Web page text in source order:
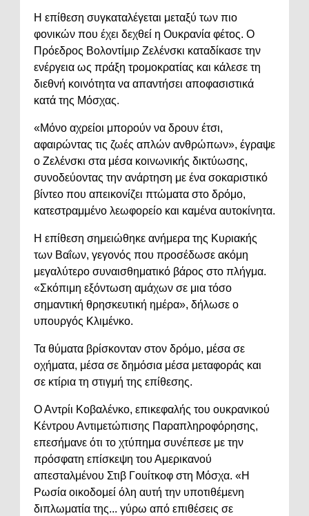
Η επίθεση συγκαταλέγεται μεταξύ των πιο
φονικών που έχει δεχθεί η Ουκρανία φέτος. Ο
Πρόεδρος Βολοντίμιρ Ζελένσκι καταδίκασε την
ενέργεια ως πράξη τρομοκρατίας και κάλεσε τη
διεθνή κοινότητα να απαντήσει αποφασιστικά
κατά της Μόσχας.
«Μόνο αχρείοι μπορούν να δρουν έτσι,
αφαιρώντας τις ζωές απλών ανθρώπων», έγραψε
ο Ζελένσκι στα μέσα κοινωνικής δικτύωσης,
συνοδεύοντας την ανάρτηση με ένα σοκαριστικό
βίντεο που απεικονίζει πτώματα στο δρόμο,
κατεστραμμένο λεωφορείο και καμένα αυτοκίνητα.
Η επίθεση σημειώθηκε ανήμερα της Κυριακής
των Βαΐων, γεγονός που προσέδωσε ακόμη
μεγαλύτερο συναισθηματικό βάρος στο πλήγμα.
«Σκόπιμη εξόντωση αμάχων σε μια τόσο
σημαντική θρησκευτική ημέρα», δήλωσε ο
υπουργός Κλιμένκο.
Τα θύματα βρίσκονταν στον δρόμο, μέσα σε
οχήματα, μέσα σε δημόσια μέσα μεταφοράς και
σε κτίρια τη στιγμή της επίθεσης.
Ο Αντρίι Κοβαλένκο, επικεφαλής του ουκρανικού
Κέντρου Αντιμετώπισης Παραπληροφόρησης,
επεσήμανε ότι το χτύπημα συνέπεσε με την
πρόσφατη επίσκεψη του Αμερικανού
απεσταλμένου Στιβ Γουίτκοφ στη Μόσχα. «Η
Ρωσία οικοδομεί όλη αυτή την υποτιθέμενη
διπλωματία της... γύρω από επιθέσεις σε